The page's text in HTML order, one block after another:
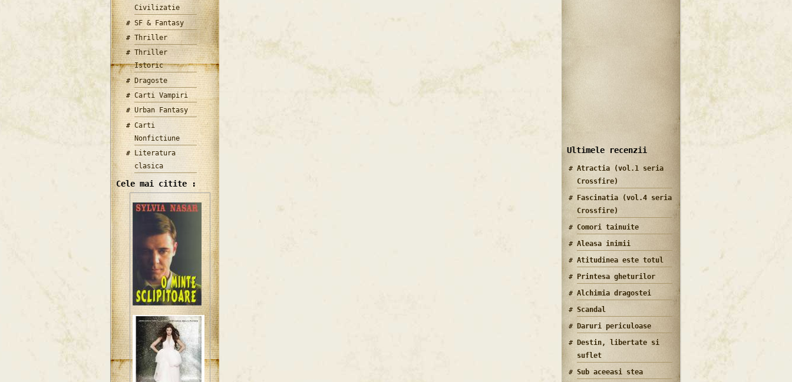
Civilizatie
SF & Fantasy
Thriller
Thriller
Istoric
Dragoste
Carti Vampiri
Urban Fantasy
Carti
Nonfictiune
Literatura
clasica
Cele mai citite :
Ultimele recenzii
Atractia (vol.1 seria
Crossfire)
Fascinatia (vol.4 seria
Crossfire)
Comori tainuite
Aleasa inimii
Atitudinea este totul
Printesa gheturilor
Alchimia dragostei
Scandal
Daruri periculoase
Destin, libertate si
suflet
Sub aceeasi stea